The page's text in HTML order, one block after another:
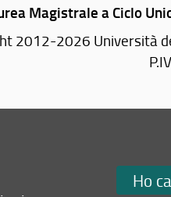
Magistrale a Ciclo
2012-2026 Università
Largo
Ho